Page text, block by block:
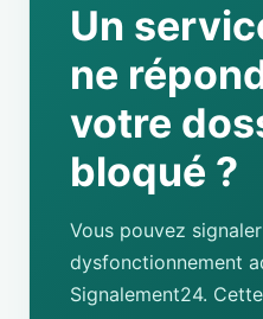
Un
ne
votre
bloqué ?
Vous pouvez
dysfonctionnement
Signalement24.